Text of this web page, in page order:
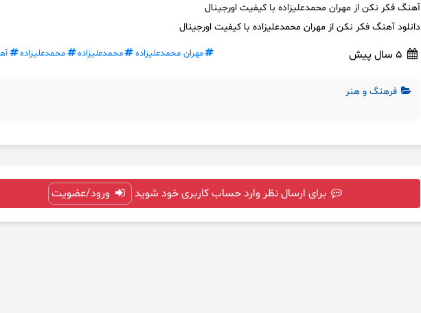
آهنگ فکر نکن از مهران محمدعلیزاده با کیفیت اورجینال
دانلود آهنگ فکر نکن از مهران محمدعلیزاده با کیفیت اورجینال
مهران محمدعلیزاده محمدعلیزاده محمدعلیزاده
فرهنگ و هنر
برای ارسال نظر وارد حساب کاربری خود شوید ورود/عضویت